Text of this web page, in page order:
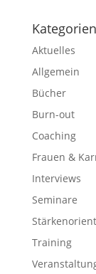
Kategorien
Aktuelles
Allgemein
Bücher
Burn-out
Coaching
Frauen &
Interviews
Seminare
Training